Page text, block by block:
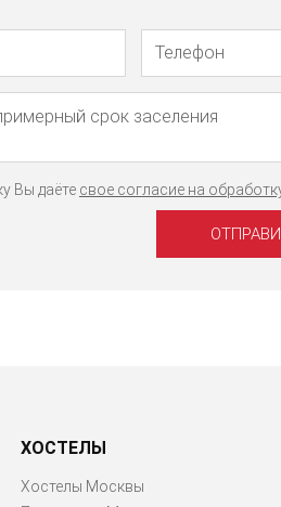
Вы даёте свое согласие на
ХОСТЕЛЫ
Хостелы Москвы